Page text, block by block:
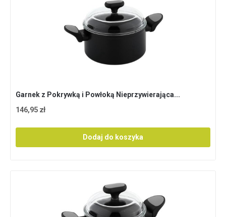
Garnek z Pokrywką i Powłoką Nieprzywierająca...
146,95 zł
Dodaj do koszyka